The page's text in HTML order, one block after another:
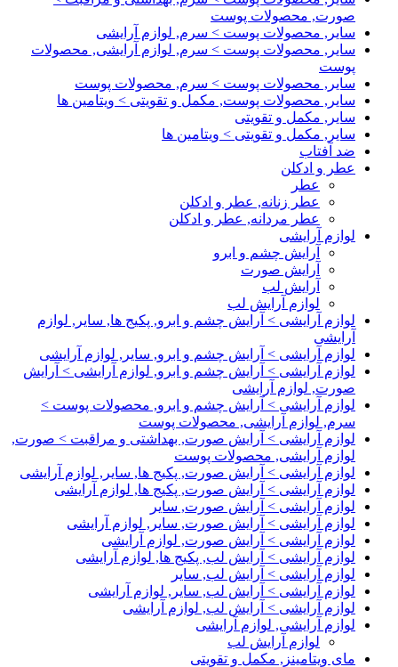
صورت, محصولات پوست
سایر, محصولات پوست > سرم, لوازم آرایشی
سایر, محصولات پوست > سرم, لوازم آرایشی, محصولات
پوست
سایر, محصولات پوست > سرم, محصولات پوست
سایر, محصولات پوست, مکمل و تقویتی > ویتامین ها
سایر, مکمل و تقویتی
سایر, مکمل و تقویتی > ویتامین ها
ضد آفتاب
عطر و ادکلن
عطر
عطر زنانه, عطر و ادکلن
عطر مردانه, عطر و ادکلن
لوازم آرایشی
آرایش چشم و ابرو
آرایش صورت
آرایش لب
لوازم آرایش لب
لوازم آرایشی > آرایش چشم و ابرو, پکیج ها, سایر, لوازم
آرایشی
لوازم آرایشی > آرایش چشم و ابرو, سایر, لوازم آرایشی
لوازم آرایشی > آرایش چشم و ابرو, لوازم آرایشی > آرایش
صورت, لوازم آرایشی
لوازم آرایشی > آرایش چشم و ابرو, محصولات پوست >
سرم, لوازم آرایشی, محصولات پوست
لوازم آرایشی > آرایش صورت, بهداشتی و مراقبت > صورت,
لوازم آرایشی, محصولات پوست
لوازم آرایشی > آرایش صورت, پکیج ها, سایر, لوازم آرایشی
لوازم آرایشی > آرایش صورت, پکیج ها, لوازم آرایشی
لوازم آرایشی > آرایش صورت, سایر
لوازم آرایشی > آرایش صورت, سایر, لوازم آرایشی
لوازم آرایشی > آرایش صورت, لوازم آرایشی
لوازم آرایشی > آرایش لب, پکیج ها, لوازم آرایشی
لوازم آرایشی > آرایش لب, سایر
لوازم آرایشی > آرایش لب, سایر, لوازم آرایشی
لوازم آرایشی > آرایش لب, لوازم آرایشی
لوازم آرایشی, لوازم آرایشی
لوازم آرایش لب
مای ویتامینز, مکمل و تقویتی